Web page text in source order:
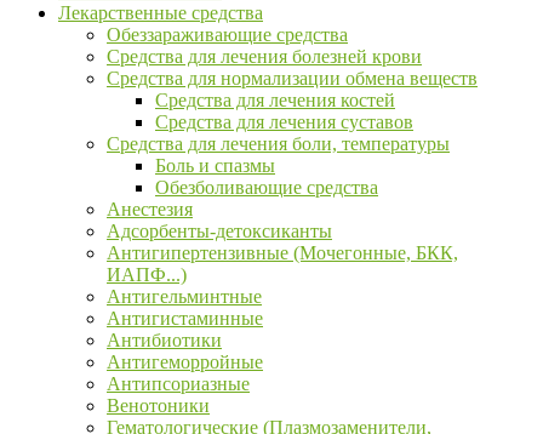
Лекарственные средства
Обеззараживающие средства
Средства для лечения болезней крови
Средства для нормализации обмена веществ
Средства для лечения костей
Средства для лечения суставов
Средства для лечения боли, температуры
Боль и спазмы
Обезболивающие средства
Анестезия
Адсорбенты-детоксиканты
Антигипертензивные (Мочегонные, БКК,
ИАПФ...)
Антигельминтные
Антигистаминные
Антибиотики
Антигеморройные
Антипсориазные
Венотоники
Гематологические (Плазмозаменители,